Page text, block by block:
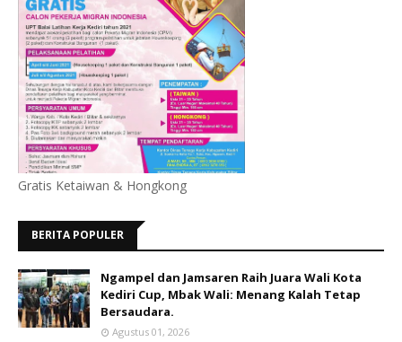
Gratis Ketaiwan & Hongkong
BERITA POPULER
Ngampel dan Jamsaren Raih Juara Wali Kota
Kediri Cup, Mbak Wali: Menang Kalah Tetap
Bersaudara.
Agustus 01, 2026